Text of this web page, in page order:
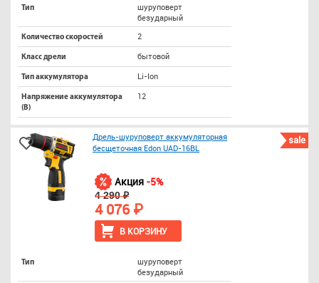
Тип
шуруповерт
безударный
Количество скоростей 2
Класс дрели бытовой
Тип аккумулятора Li-Ion
Напряжение аккумулятора
(В)
12
sale
Дрель-шуруповерт аккумуляторная
бесщеточная Edon UAD-16BL
В КОРЗИНУ
Акция -5%
4 290 ₽
4 076 ₽
Тип
шуруповерт
безударный